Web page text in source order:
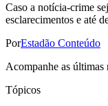
Caso a notícia-crime
esclarecimentos e até
PorEstadão Conteúdo
Acompanhe as
Tópicos